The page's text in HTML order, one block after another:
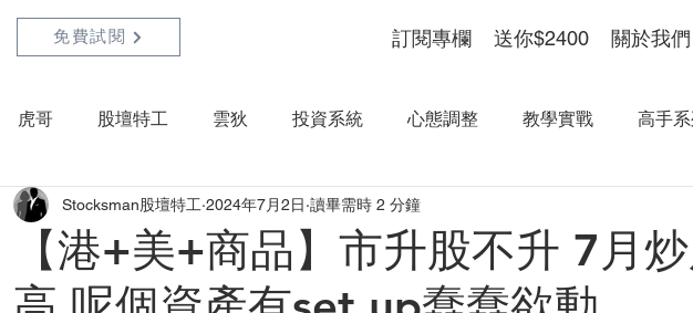
訂閱專欄 送你$2400 關於我們
免費試閱
虎哥 股壇特工 雲狄 投資系統 心態調整 教學實戰 高手
【港+美+商品】市升股不升 7月
Stocksman股壇特工 2024年7月2日 讀畢需時 2 分鐘